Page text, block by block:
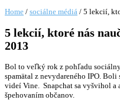
Home / sociálne médiá / 5 lekcií,
5 lekcií, ktoré nás
2013
Bol to veľký rok z pohľadu
spamätal z nevydareného IPO.
videí Vine. Snapchat sa vyšvihol a
špehovaním občanov.